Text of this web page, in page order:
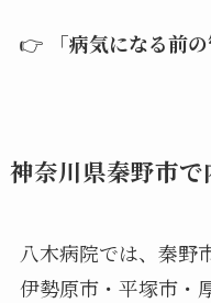
👉 「病気になる前
神奈川県秦野市
八木病院では、秦野
伊勢原市・平塚市・